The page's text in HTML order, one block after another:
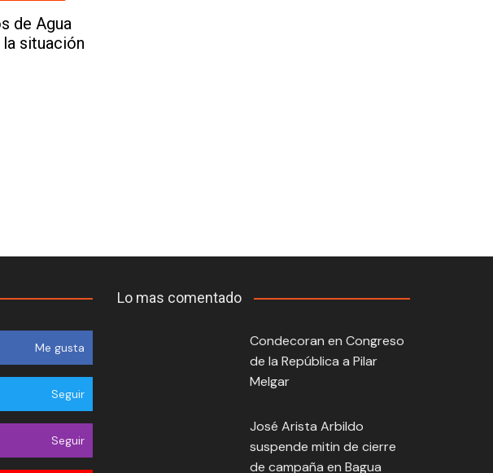
de Agua
situación
Me gusta
Seguir
Seguir
Lo mas comentado
Condecoran en Congreso
de la República a Pilar
Melgar
José Arista Arbildo
suspende mitin de cierre
de campaña en Bagua